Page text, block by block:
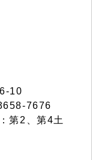
10
7676
第2、第4土